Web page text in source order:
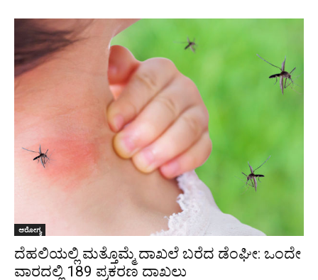
ಆರೋಗ್ಯ
ದೆಹಲಿಯಲ್ಲಿ ಮತ್ತೊಮ್ಮೆ ದಾಖಲೆ ಬರೆದ ಡೆಂಘೀ: ಒಂದೇ
ವಾರದಲ್ಲಿ 189 ಪ್ರಕರಣ ದಾಖಲು